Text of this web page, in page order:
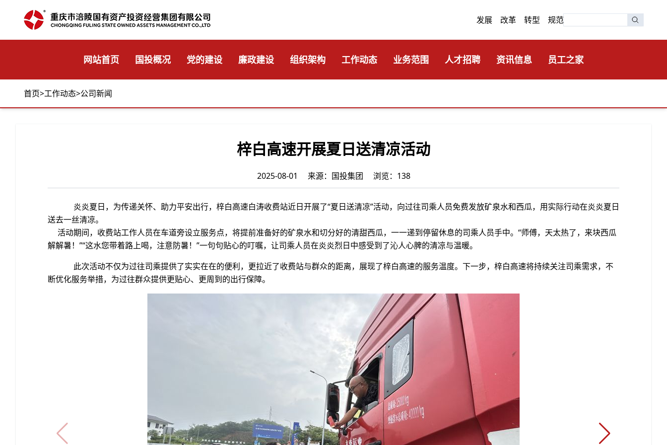
发展 改革 转型 规范
网站首页 国投概况 党的建设 廉政建设 组织架构 工作动态 业务范围 人才招聘 资讯信息 员工之家
首页>工作动态>公司新闻
梓白高速开展夏日送清凉活动
2025-08-01 来源：国投集团 浏览：138
炎炎夏日，为传递关怀、助力平安出行，梓白高速白涛收费站近日开展了“夏日送清凉”活动，向过往司乘人员免费发放矿泉水和西瓜，用实际行动在炎炎夏日
送去一丝清凉。
活动期间，收费站工作人员在车道旁设立服务点，将提前准备好的矿泉水和切分好的清甜西瓜，一一递到停留休息的司乘人员手中。“师傅，天太热了，来块西瓜
解解暑！”“这水您带着路上喝，注意防暑！”一句句贴心的叮嘱，让司乘人员在炎炎烈日中感受到了沁人心脾的清凉与温暖。
此次活动不仅为过往司乘提供了实实在在的便利，更拉近了收费站与群众的距离，展现了梓白高速的服务温度。下一步，梓白高速将持续关注司乘需求，不
断优化服务举措，为过往群众提供更贴心、更周到的出行保障。